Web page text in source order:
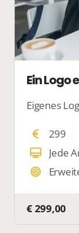
Ein Logo
Eigenes
299
Jede
€ 299,00